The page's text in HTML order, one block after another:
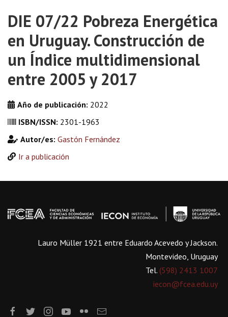
DIE 07/22 Pobreza Energética
en Uruguay. Construcción de
un Índice multidimensional
entre 2005 y 2017
Año de publicación: 2022
ISBN/ISSN: 2301-1963
Autor/es: Gastón Fernández
Ir a publicación
Lauro Müller 1921 entre Eduardo Acevedo y Jackson.
Montevideo, Uruguay
Tel. (598) 2413 1007
iecon@fcea.edu.uy